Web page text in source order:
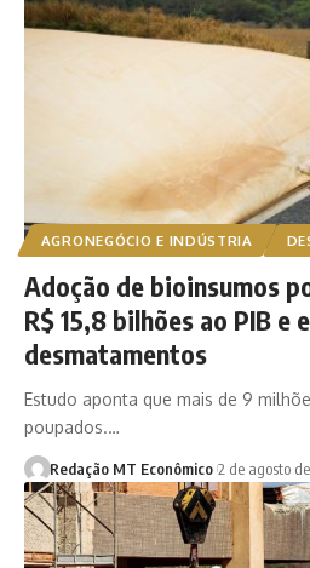
AGRONEGÓCIO E INDÚSTRIA
Adoção de bioinsumos
R$ 15,8 bilhões ao PIB e
desmatamentos
Estudo aponta que mais de 9
poupados.…
Redação MT Econômico 2 de agosto